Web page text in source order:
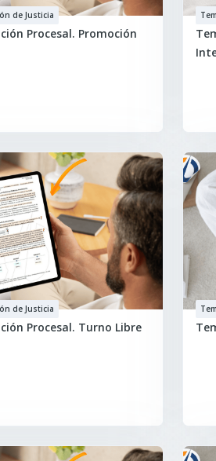
de Justicia
Procesal. Promoción
de Justicia
Procesal. Turno Libre